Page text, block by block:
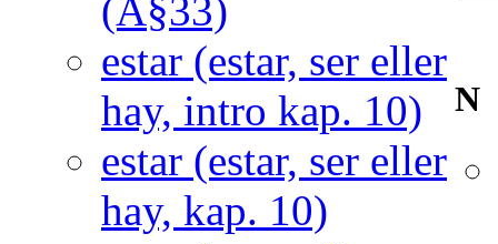
(Â§33)
estar (estar, ser eller
hay, intro kap. 10)
estar (estar, ser eller
hay, kap. 10)
N